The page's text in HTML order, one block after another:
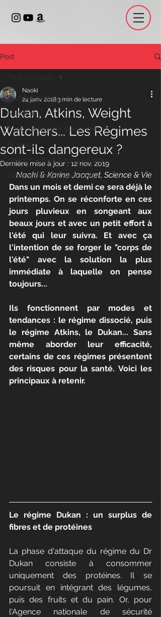
Post
Tous les posts
Nutrition
Epanouissement personnel
Fitness
Sport, nutrition & récupération
Développement personnel
Dukan, Atkins, Weight
Watchers... Les Régimes
sont-ils dangereux ?
Naoki
24 janv. 20183 min de lecture
Dernière mise à jour : 12 nov. 2019
Naoki & Karine Jacquet, Science & Vie
Dans un mois et demi ce sera déjà le
printemps. On se réconforte en ces
jours pluvieux en songeant aux
beaux jours et avec un petit effort à
l'été qui leur suivra. Et avec ça
l'intention de se forger le "corps de
l'été" avec la solution la plus
immédiate à laquelle on pense
toujours...
Ils fonctionnent par modes et
tendances : le régime dissocié, puis
le régime Atkins, le Dukan... Sans
même aborder leur efficacité,
certains de ces régimes présentent
des risques pour la santé. Voici les
principaux à retenir.
Le régime Dukan : un surplus de
fibres et de protéines
La phase d'attaque du régime du Dr
Dukan consiste à consommer
uniquement des protéines. Il se
poursuit en intégrant des légumes,
puis des fruits et du pain. Or, pour
l'Agence nationale de sécurité